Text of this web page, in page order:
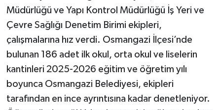
Müdürlüğü ve Yapı Kontrol Müdürlüğü İş Yeri ve
Çevre Sağlığı Denetim Birimi ekipleri,
çalışmalarına hız verdi. Osmangazi İlçesi’nde
bulunan 186 adet ilk okul, orta okul ve liselerin
kantinleri 2025-2026 eğitim ve öğretim yılı
boyunca Osmangazi Belediyesi, ekipleri
tarafından en ince ayrıntısına kadar denetleniyor.